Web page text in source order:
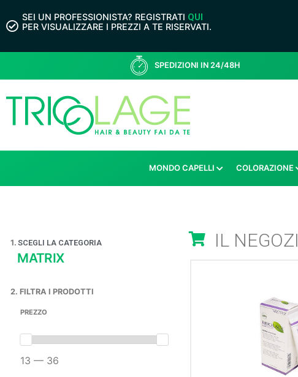
SEI UN PROFESSIONISTA? REGISTRATI QUI
PER VISUALIZZARE I PREZZI A TE RISERVATI.
SPEDIZIONI IN 24/48H
MONDO CAPELLI COLORAZIONE
1. SCEGLI LA CATEGORIA
MATRIX
2. FILTRA I PRODOTTI
PREZZO
13 — 36
IL